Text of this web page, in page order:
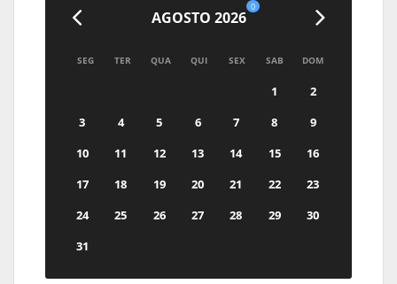
AGOSTO 2026
0
SEG TER QUA QUI SEX SAB DOM
1
2
3
4 5 6 7 8
9
10
11 12 13 14 15
16
17
18 19 20 21 22
23
24
25 26 27 28 29
30
31